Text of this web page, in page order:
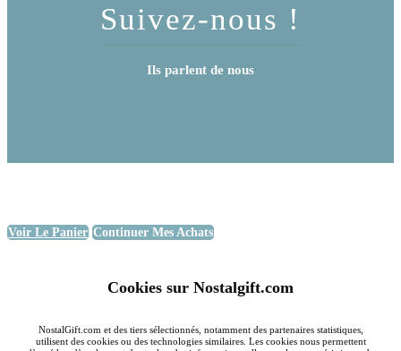
Suivez-nous !
Ils parlent de nous
Voir Le Panier Continuer Mes Achats
Cookies sur Nostalgift.com
NostalGift.com et des tiers sélectionnés, notamment des partenaires statistiques,
utilisent des cookies ou des technologies similaires. Les cookies nous permettent